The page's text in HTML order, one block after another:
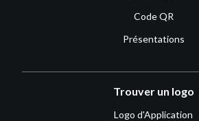
Code QR
Présentations
Trouver un logo
Logo d'Application